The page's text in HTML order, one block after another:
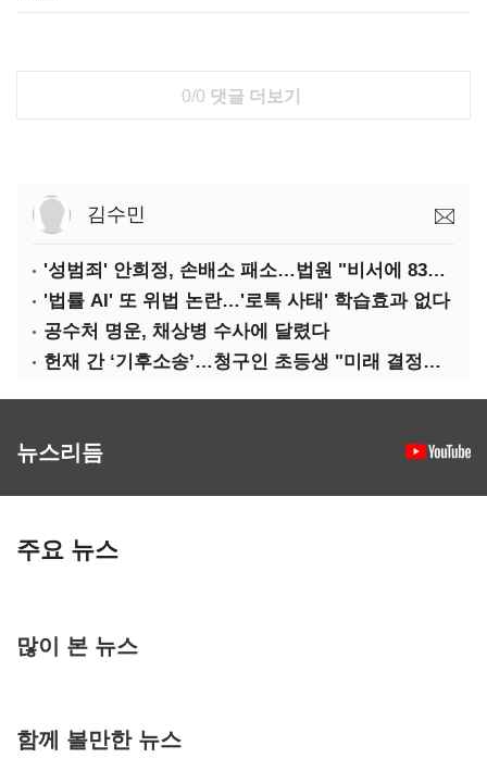
0/0 댓글 더보기
김수민
'성범죄' 안희정, 손배소 패소…법원 "비서에 8347만원 배상"
'법률 AI' 또 위법 논란…'로톡 사태' 학습효과 없다
공수처 명운, 채상병 수사에 달렸다
헌재 간 ‘기후소송’…청구인 초등생 "미래 결정할 중요한 소송"
뉴스리듬
주요 뉴스
많이 본 뉴스
함께 볼만한 뉴스